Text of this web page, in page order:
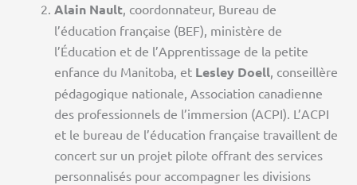
Alain Nault, coordonnateur, Bureau de
l’éducation française (BEF), ministère de
l’Éducation et de l’Apprentissage de la petite
enfance du Manitoba, et Lesley Doell, conseillère
pédagogique nationale, Association canadienne
des professionnels de l’immersion (ACPI). L’ACPI
et le bureau de l’éducation française travaillent de
concert sur un projet pilote offrant des services
personnalisés pour accompagner les divisions